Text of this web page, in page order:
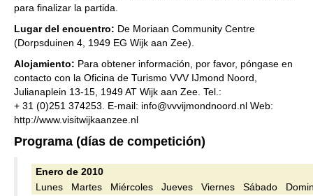
para finalizar la partida.
Lugar del encuentro: De Moriaan Community Centre
(Dorpsduinen 4, 1949 EG Wijk aan Zee).
Alojamiento: Para obtener información, por favor, póngase en
contacto con la Oficina de Turismo VVV IJmond Noord,
Julianaplein 13-15, 1949 AT Wijk aan Zee. Tel.:
+ 31 (0)251 374253. E-mail: info@vvvijmondnoord.nl Web:
http://www.visitwijkaanzee.nl
Programa (días de competición)
Enero de 2010
Lunes
Martes Miércoles Jueves Viernes Sábado